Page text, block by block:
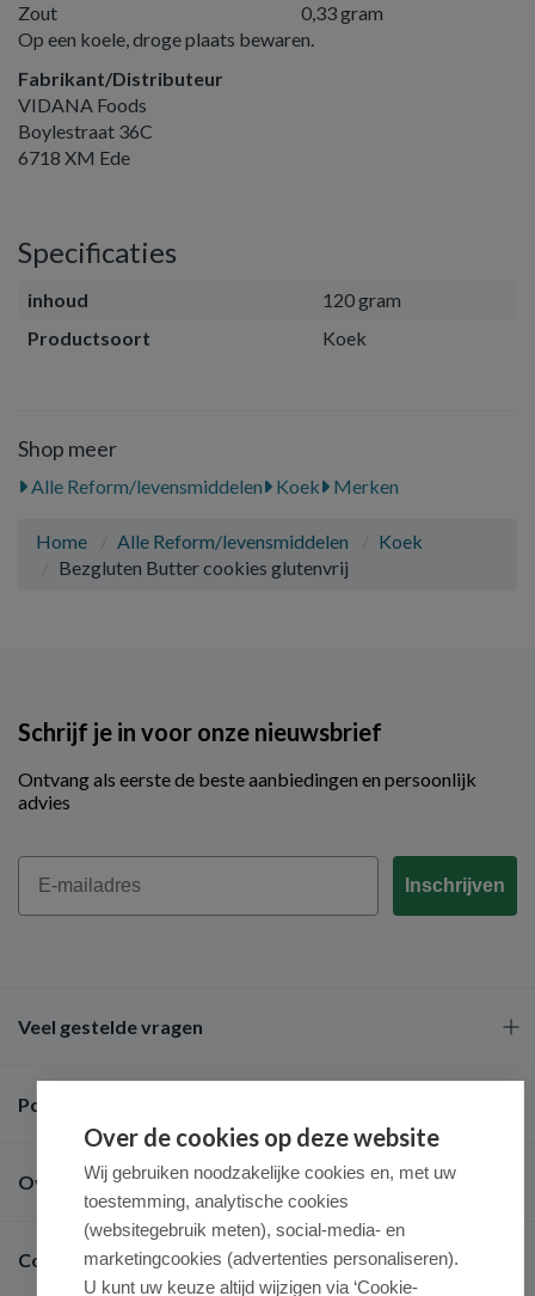
Zout
0,33 gram
Op een koele, droge plaats bewaren.
Fabrikant/Distributeur
VIDANA Foods
Boylestraat 36C
6718 XM Ede
Specificaties
inhoud
120 gram
Productsoort
Koek
Shop meer
Alle Reform/levensmiddelen Koek Merken
Home Alle Reform/levensmiddelen
Koek
Bezgluten Butter cookies glutenvrij
Schrijf je in voor onze nieuwsbrief
Ontvang als eerste de beste aanbiedingen en persoonlijk
advies
Email
Inschrijven
Veel gestelde vragen
Populaire merken
Over ons
Contact
Over de cookies op deze website
Wij gebruiken noodzakelijke cookies en, met uw
toestemming, analytische cookies
(websitegebruik meten), social-media- en
marketingcookies (advertenties personaliseren).
U kunt uw keuze altijd wijzigen via ‘Cookie-